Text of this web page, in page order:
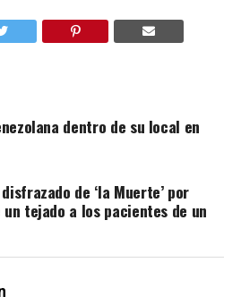
dentro de su local en
de ‘la Muerte’ por
tejado a los pacientes de un